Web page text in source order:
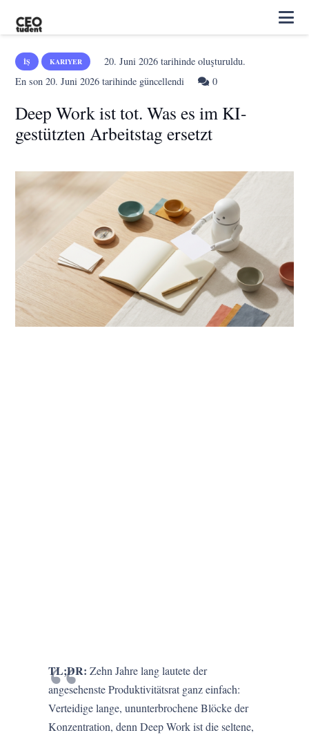
İŞ KARIYER 20. Juni 2026tarihinde oluşturuldu.
En son20. Juni 2026 tarihinde güncellendi 0
Deep Work ist tot. Was es im KI-
gestützten Arbeitstag ersetzt
TL;DR: Zehn Jahre lang lautete der
angesehenste Produktivitätsrat ganz einfach:
Verteidige lange, ununterbrochene Blöcke der
Konzentration, denn Deep Work ist die seltene,